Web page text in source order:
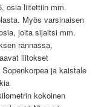
osia liitettiin mm.
Myös varsinaisen
joita sijaitsi mm.
rannassa,
liitokset
ja kaistale
kokoinen